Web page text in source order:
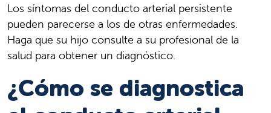
Los síntomas del conducto arterial persistente
pueden parecerse a los de otras enfermedades.
Haga que su hijo consulte a su profesional de la
salud para obtener un diagnóstico.
¿Cómo se diagnostica